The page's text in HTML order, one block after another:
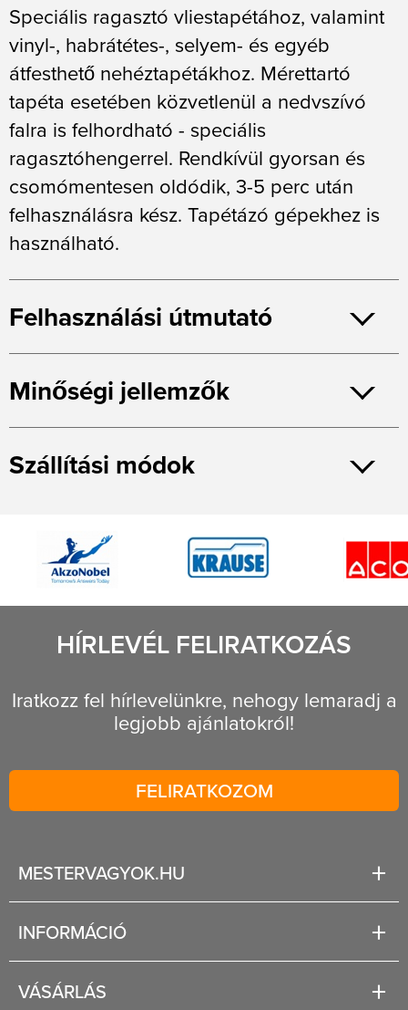
Speciális ragasztó vliestapétához, valamint
vinyl-, habrátétes-, selyem- és egyéb
átfesthető nehéztapétákhoz. Mérettartó
tapéta esetében közvetlenül a nedvszívó
falra is felhordható - speciális
ragasztóhengerrel. Rendkívül gyorsan és
csomómentesen oldódik, 3-5 perc után
felhasználásra kész. Tapétázó gépekhez is
használható.
Felhasználási útmutató
Minőségi jellemzők
Szállítási módok
HÍRLEVÉL FELIRATKOZÁS
Iratkozz fel hírlevelünkre, nehogy lemaradj a
legjobb ajánlatokról!
FELIRATKOZOM
MESTERVAGYOK.HU
INFORMÁCIÓ
VÁSÁRLÁS